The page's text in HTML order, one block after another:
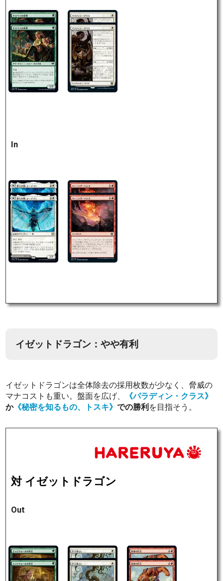
In
イゼットドラゴン：やや有利
イゼットドラゴンは全体除去の採用枚数が少なく、脅威の
マナコストも重い。盤面を広げ、
《パラディン・クラス》
か《秘密を知るもの、トスキ》での勝利 を目指そう。
対 イゼットドラゴン
Out